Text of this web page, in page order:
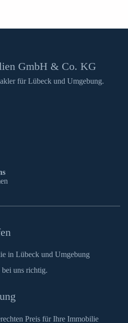
GmbH & Co. KG
für Lübeck und Umgebung.
in Lübeck und Umgebung
uns richtig.
Preis für Ihre Immobilie